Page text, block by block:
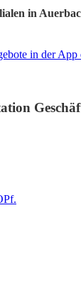
in
in der App